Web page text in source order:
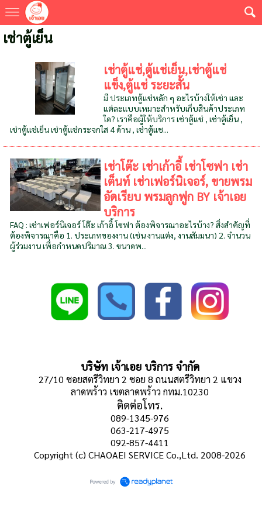
เช่าตู้เย็น
เช่าตู้แช่,ตู้แช่เย็น,เช่าตู้แช่
แข็ง,ตู้แช่ ระยะสั้น
มี ประเภทตู้แช่หลัก ๆ อะไรบ้างให้เช่า และ
แต่ละแบบเหมาะสำหรับเก็บสินค้าประเภท
ใด? เราคือผู้ให้บริการ เช่าตู้แช่ , เช่าตู้เย็น ,
เช่าตู้แช่เย็น เช่าตู้แช่กระจกใส 4 ด้าน , เช่าตู้แช...
เช่าโต๊ะ เช่าเก้าอี้ เช่าโซฟา เช่า
เต็นท์ เช่าเฟอร์นิเจอร์, ขายพรม
อัดเรียบ พรมลูกฟูก BY เจ้าเอย
บริการ
FAQ : เช่าเฟอร์นิเจอร์ โต๊ะ เก้าอี้ โซฟา ต้องพิจารณาอะไรบ้าง? สิ่งสำคัญที่
ต้องพิจารณาคือ 1. ประเภทของงาน (เช่น งานแต่ง, งานสัมมนา) 2. จำนวน
ผู้ร่วมงาน เพื่อกำหนดปริมาณ 3. ขนาดพ...
บริษัท เจ้าเอย บริการ จำกัด
27/10 ซอยสตรีวิทยา 2 ซอย 8 ถนนสตรีวิทยา 2 แขวง
ลาดพร้าว เขตลาดพร้าว กทม.10230
ติดต่อโทร.
089-1345-976
063-217-4975
092-857-4411
Copyright (c) CHAOAEI SERVICE Co.,Ltd. 2008-2026